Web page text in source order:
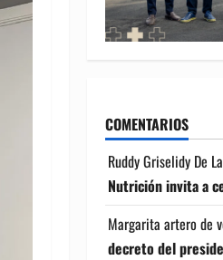
COMENTARIOS
Ruddy Griselidy De
Nutrición invita a
Margarita artero de
decreto del